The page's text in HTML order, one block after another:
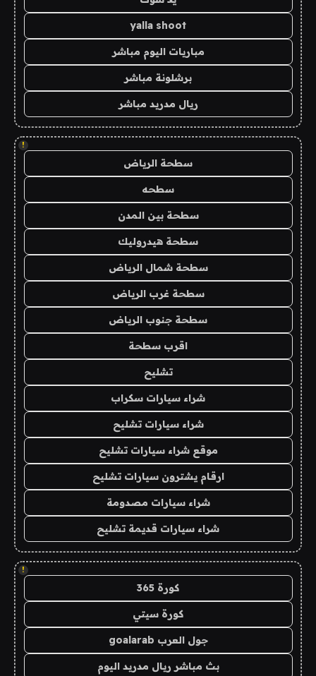
yalla shoot
مباريات اليوم مباشر
برشلونة مباشر
ريال مدريد مباشر
!
سطحة الرياض
سطحه
سطحة بين المدن
سطحة هيدروليك
سطحة شمال الرياض
سطحة غرب الرياض
سطحة جنوب الرياض
اقرب سطحة
تشليح
شراء سيارات سكراب
شراء سيارات تشليح
موقع شراء سيارات تشليح
ارقام يشترون سيارات تشليح
شراء سيارات مصدومة
شراء سيارات قديمة تشليح
!
كورة 365
كورة سيتي
جول العرب goalarab
بث مباشر ريال مدريد اليوم